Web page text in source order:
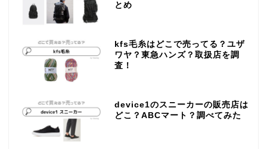
とめ
kfs毛糸はどこで売ってる？ユザ
ワヤ？東急ハンズ？取扱店を調
査！
device1のスニーカーの販売店は
どこ？ABCマート？調べてみた